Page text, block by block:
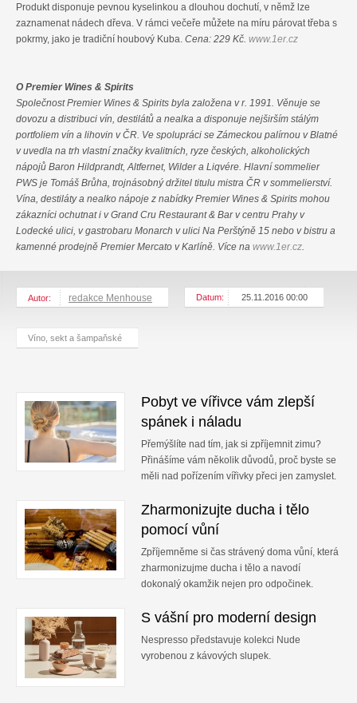
Produkt disponuje pevnou kyselinkou a dlouhou dochutí, v němž lze
zaznamenat nádech dřeva. V rámci večeře můžete na míru párovat třeba s
pokrmy, jako je tradiční houbový Kuba. Cena: 229 Kč. www.1er.cz
O Premier Wines & Spirits
Společnost Premier Wines & Spirits byla založena v r. 1991. Věnuje se
dovozu a distribuci vín, destilátů a nealka a disponuje nejširším stálým
portfoliem vín a lihovin v ČR. Ve spolupráci se Zámeckou palírnou v Blatné
v uvedla na trh vlastní značky kvalitních, ryze českých, alkoholických
nápojů Baron Hildprandt, Altfernet, Wilder a Liqvére. Hlavní sommelier
PWS je Tomáš Brůha, trojnásobný držitel titulu mistra ČR v sommelierství.
Vína, destiláty a nealko nápoje z nabídky Premier Wines & Spirits mohou
zákazníci ochutnat i v Grand Cru Restaurant & Bar v centru Prahy v
Lodecké ulici, v gastrobaru Monarch v ulici Na Perštýně 15 nebo v bistru a
kamenné prodejně Premier Mercato v Karlíně. Více na www.1er.cz.
Autor: redakce Menhouse Datum: 25.11.2016 00:00
Víno, sekt a šampaňské
Pobyt ve vířivce vám zlepší
spánek i náladu
Přemýšlíte nad tím, jak si zpříjemnit zimu?
Přinášíme vám několik důvodů, proč byste se
měli nad pořízením vířivky přeci jen zamyslet.
Zharmonizujte ducha i tělo
pomocí vůní
Zpříjemněme si čas strávený doma vůní, která
zharmonizujme ducha i tělo a navodí
dokonalý okamžik nejen pro odpočinek.
S vášní pro moderní design
Nespresso představuje kolekci Nude
vyrobenou z kávových slupek.